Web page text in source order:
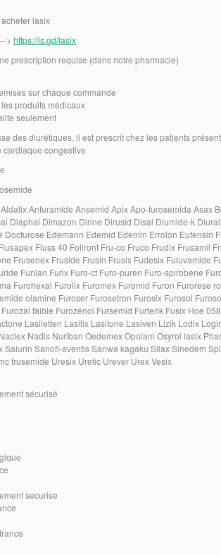
lasix
https://is.gd/lasix
prescription requise (dans notre pharmacie)
sur chaque commande
produits médicaux
seulement
des diurétiques, il est prescrit chez les patients
congestive
Anfuramide Ansemid Apix Apo-furosemida Asax
Diaphal Dimazon Dirine Dirusid Disal Diumide-k
Docfurose Edemann Edemid Edemin Errolon Eutensin
Fluss 40 Foliront Fru-co Fruco Frudix Frusamil
Frusenex Fruside Frusin Frusix Fudesix Fuluvamide
Furilan Furix Furo-ct Furo-puren Furo-spirobene
Furohexal Furolix Furomex Furomid Furon Furorese
olamine Furoser Furosetron Furosix Furosol
faible Furozénol Fursemid Furtenk Fusix Hoe
Lasiletten Lasilix Lasitone Lasiven Lizik Lodix
Nadis Nuriban Oedemex Opolam Osyrol lasix
Salurin Sanofi-aventis Sanwa kagaku Silax Sinedem
frusemide Uresix Uretic Urever Urex Vesix
sécurisé
securise